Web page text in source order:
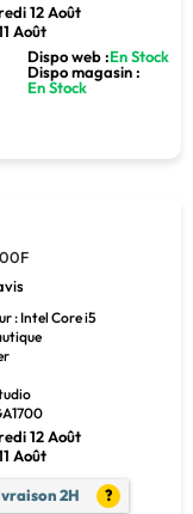
12 Août
Août
Dispo web :En Stock
Dispo magasin :
En Stock
: Intel Core i5
12 Août
Août
2H ?